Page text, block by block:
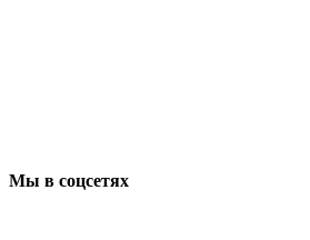
Мы в соцсетях